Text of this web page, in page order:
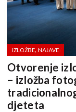
IZLOŽBE, NAJAVE
Otvorenje
– izložba
djeteta